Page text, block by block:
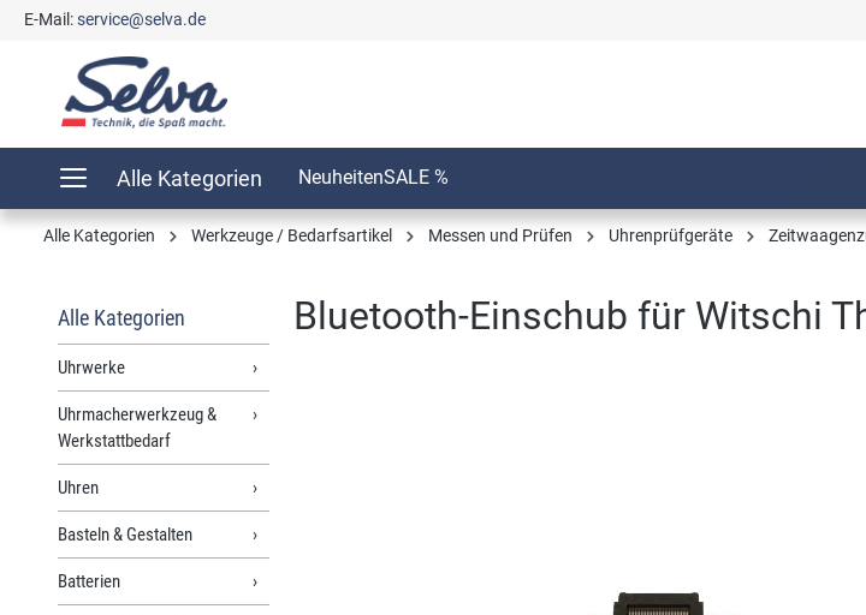
Zur Hauptnavigation springen
E-Mail:service@selva.de
Alle Kategorien NeuheitenSALE %
Alle Kategorien Werkzeuge / Bedarfsartikel Messen und Prüfen Uhrenprüfgeräte
Alle Kategorien
Uhrwerke
Uhrmacherwerkzeug &
Werkstattbedarf
Uhren
Basteln & Gestalten
Batterien
Bluetooth-Einschub für Witschi